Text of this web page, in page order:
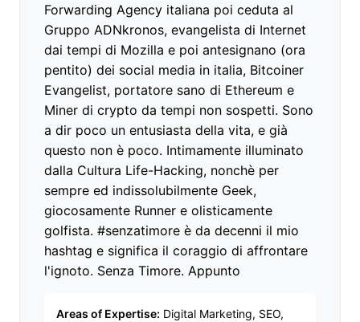
Forwarding Agency italiana poi ceduta al
Gruppo ADNkronos, evangelista di Internet
dai tempi di Mozilla e poi antesignano (ora
pentito) dei social media in italia, Bitcoiner
Evangelist, portatore sano di Ethereum e
Miner di crypto da tempi non sospetti. Sono
a dir poco un entusiasta della vita, e già
questo non è poco. Intimamente illuminato
dalla Cultura Life-Hacking, nonchè per
sempre ed indissolubilmente Geek,
giocosamente Runner e olisticamente
golfista. #senzatimore è da decenni il mio
hashtag e significa il coraggio di affrontare
l'ignoto. Senza Timore. Appunto
Areas of Expertise: Digital Marketing, SEO,